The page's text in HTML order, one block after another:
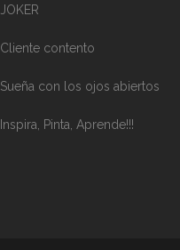
JOKER
Cliente contento
Sueña con los ojos abiertos
Inspira, Pinta, Aprende!!!